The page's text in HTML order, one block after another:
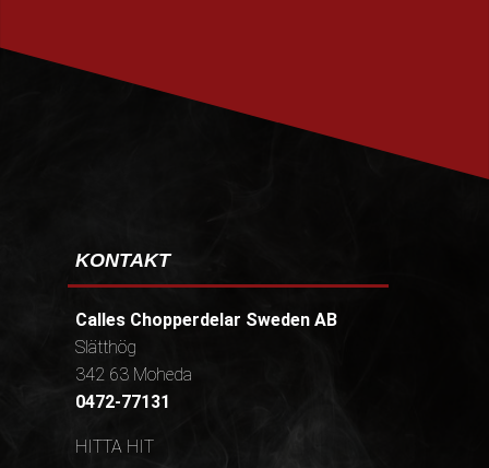
KONTAKT
Calles Chopperdelar Sweden AB
Slätthög
342 63 Moheda
0472-77131
HITTA HIT